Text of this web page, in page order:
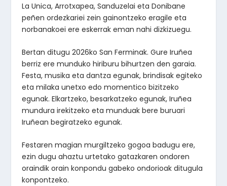
La Unica, Arrotxapea, Sanduzelai eta Donibane
peñen ordezkariei zein gainontzeko eragile eta
norbanakoei ere eskerrak eman nahi dizkizuegu.
Bertan ditugu 2026ko San Ferminak. Gure Iruñea
berriz ere munduko hiriburu bihurtzen den garaia.
Festa, musika eta dantza egunak, brindisak egiteko
eta milaka unetxo edo momentico bizitzeko
egunak. Elkartzeko, besarkatzeko egunak, Iruñea
mundura irekitzeko eta munduak bere buruari
Iruñean begiratzeko egunak.
Festaren magian murgiltzeko gogoa badugu ere,
ezin dugu ahaztu urtetako gatazkaren ondoren
oraindik orain konpondu gabeko ondorioak ditugula
konpontzeko.